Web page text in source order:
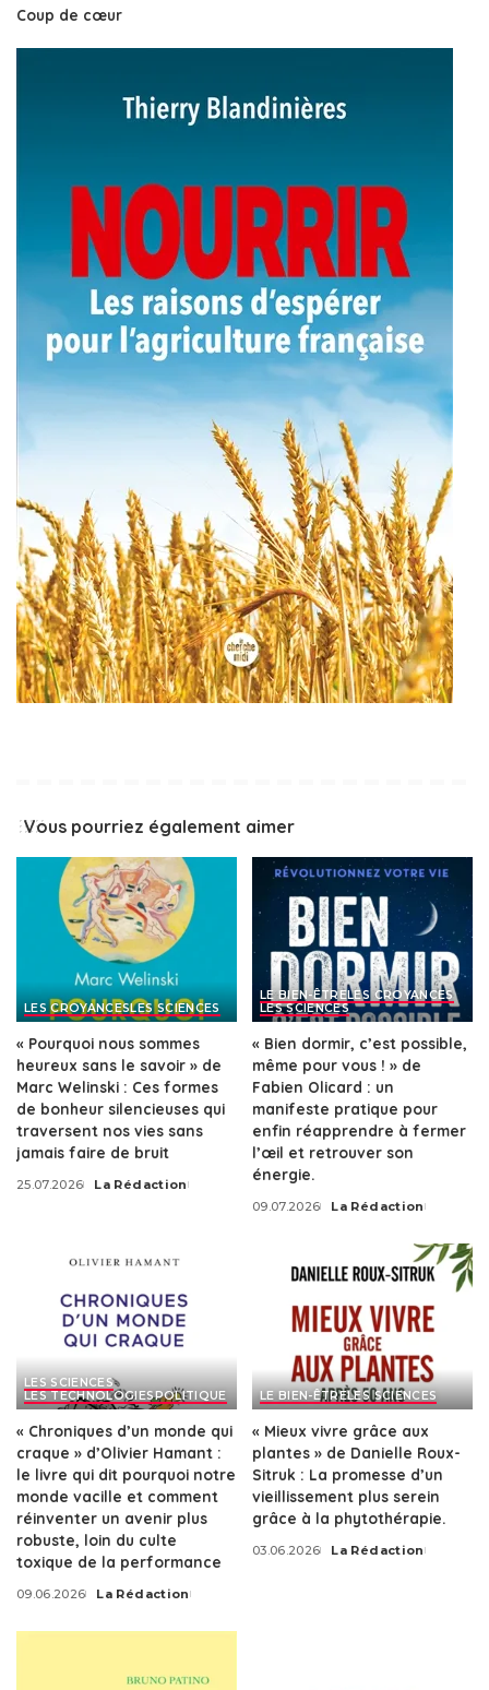
Coup de cœur
Vous pourriez également aimer
LES CROYANCESLES SCIENCES
« Pourquoi nous sommes
heureux sans le savoir » de
Marc Welinski : Ces formes
de bonheur silencieuses qui
traversent nos vies sans
jamais faire de bruit
25.07.2026
Posted
La Rédaction
LE BIEN-ÊTRELES CROYANCES
LES SCIENCES
« Bien dormir, c’est possible,
même pour vous ! » de
Fabien Olicard : un
manifeste pratique pour
enfin réapprendre à fermer
l’œil et retrouver son
énergie.
09.07.2026
Posted
La Rédaction
LES SCIENCES
LES TECHNOLOGIESPOLITIQUE
« Chroniques d’un monde qui
craque » d’Olivier Hamant :
le livre qui dit pourquoi notre
monde vacille et comment
réinventer un avenir plus
robuste, loin du culte
toxique de la performance
09.06.2026
Posted
La Rédaction
LE BIEN-ÊTRELES SCIENCES
« Mieux vivre grâce aux
plantes » de Danielle Roux-
Sitruk : La promesse d’un
vieillissement plus serein
grâce à la phytothérapie.
03.06.2026
Posted
La Rédaction